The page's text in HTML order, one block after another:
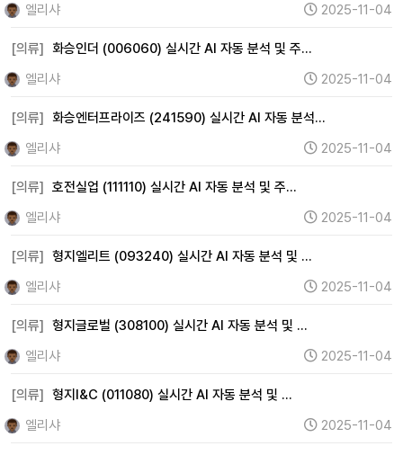
태양광 (0)
에너지 (80) 화학 (146)
철강 (52)
금속 (39)
광고 (0)
웹툰 (0)
여행 (35) 항공 (0) 카지노 (0)
면세점 (0)
화장품 (61)
유통 (32)
엘리샤
2025-11-04
[의류]
화승인더 (006060) 실시간 AI 자동 분석 및 주…
엘리샤
2025-11-04
[의류]
화승엔터프라이즈 (241590) 실시간 AI 자동 분석…
엘리샤
2025-11-04
[의류] 호전실업 (111110) 실시간 AI 자동 분석 및 주…
엘리샤
2025-11-04
[의류] 형지엘리트 (093240) 실시간 AI 자동 분석 및 …
엘리샤
2025-11-04
[의류] 형지글로벌 (308100) 실시간 AI 자동 분석 및 …
엘리샤
2025-11-04
[의류] 형지I&C (011080) 실시간 AI 자동 분석 및 …
엘리샤
2025-11-04